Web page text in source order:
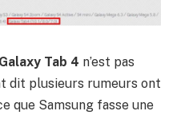
Tab 4 n’est pas
dit plusieurs rumeurs ont
que Samsung fasse une